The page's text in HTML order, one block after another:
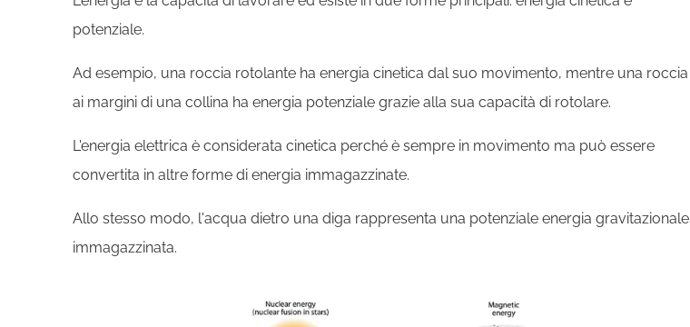
potenziale.
Ad esempio, una roccia rotolante ha energia cinetica dal suo movimento, mentre una roccia
ai margini di una collina ha energia potenziale grazie alla sua capacità di rotolare.
L'energia elettrica è considerata cinetica perché è sempre in movimento ma può essere
convertita in altre forme di energia immagazzinate.
Allo stesso modo, l'acqua dietro una diga rappresenta una potenziale energia gravitazionale
immagazzinata.